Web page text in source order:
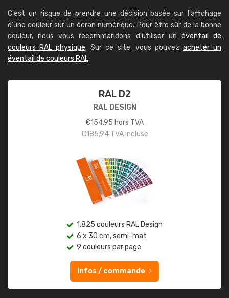
C'est un risque de prendre une décision basée sur l'affichage
d'une couleur sur un écran numérique. Pour être sûr de la bonne
couleur, nous vous recommandons d'utiliser un éventail de
couleurs RAL physique. Sur ce site, vous pouvez acheter un
éventail de couleurs RAL.
RAL D2
RAL DESIGN
€154,95 hors TVA
€185,94TVA incluse
1.825 couleurs RAL Design
6 x 30 cm, semi-mat
9 couleurs par page
Infos / commande